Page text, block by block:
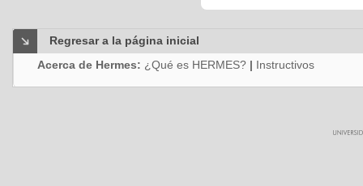
Regresar a la página inicial
Acerca de Hermes: ¿Qué es HERMES? | Instructivos